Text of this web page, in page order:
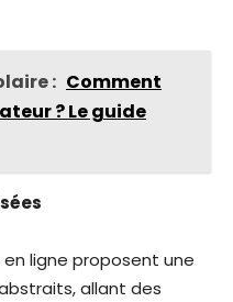
: Comment
? Le guide
ligne proposent une
allant des